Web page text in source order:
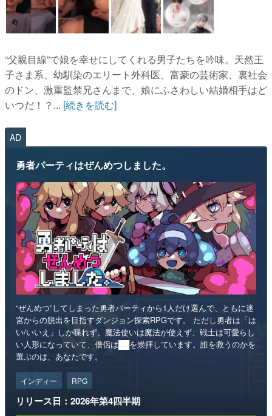
“父親目線”で娘を幸せにしてくれる男子たちを吟味。天然王
子さま系、幼馴染のエリート外科医、富豪の芸術家、裏社会
のドン、激重監禁兄さんまで、娘にふさわしい結婚相手はど
いつだ！？... [続きを読む]
AD
勇者パーティはぜんめつしました。
“ぜんめつ”してしまった勇者パーティから1人だけ選んで、ともに迷
宮からの脱出を目指すダンジョン探索RPGです。 ただし勇者は「は
い/いいえ」しか喋れず、魔法使いは魔法が使えず、戦士は可愛らし
い人形になっていて、僧侶は██を崇拝しています。誰を救うのかを
選ぶのは、あなたです。
インディー RPG
リリース日：2026年第4四半期